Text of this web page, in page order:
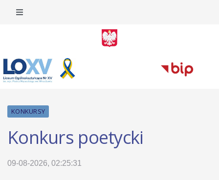
KONKURSY
Konkurs poetycki
09-08-2026, 02:25:31